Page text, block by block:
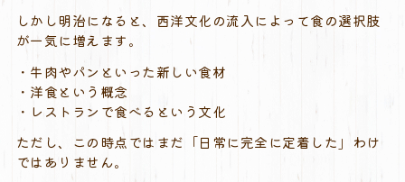
しかし明治になると、西洋文化の流入によって食の選択肢
が一気に増えます。
・牛肉やパンといった新しい食材
・洋食という概念
・レストランで食べるという文化
ただし、この時点ではまだ「日常に完全に定着した」わけ
ではありません。